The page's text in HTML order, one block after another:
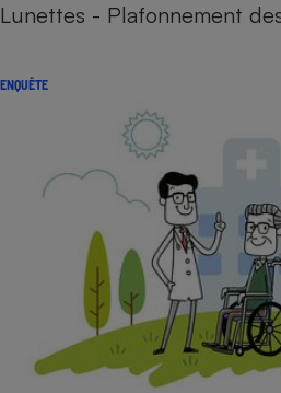
Lunettes - Plafonnement
ENQUÊTE